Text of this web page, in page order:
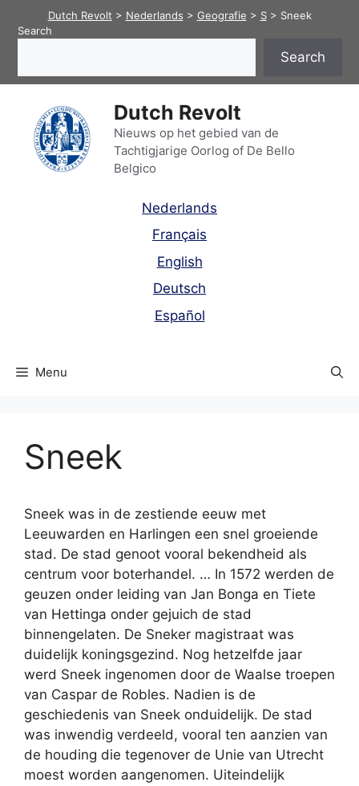
Dutch Revolt > Nederlands > Geografie > S> Sneek
Search
Search
Dutch Revolt
Nieuws op het gebied van de
Tachtigjarige Oorlog of De Bello
Belgico
Nederlands
Français
English
Deutsch
Español
Menu
Sneek
Sneek was in de zestiende eeuw met
Leeuwarden en Harlingen een snel groeiende
stad. De stad genoot vooral bekendheid als
centrum voor boterhandel. … In 1572 werden de
geuzen onder leiding van Jan Bonga en Tiete
van Hettinga onder gejuich de stad
binnengelaten. De Sneker magistraat was
duidelijk koningsgezind. Nog hetzelfde jaar
werd Sneek ingenomen door de Waalse troepen
van Caspar de Robles. Nadien is de
geschiedenis van Sneek onduidelijk. De stad
was inwendig verdeeld, vooral ten aanzien van
de houding die tegenover de Unie van Utrecht
moest worden aangenomen. Uiteindelijk